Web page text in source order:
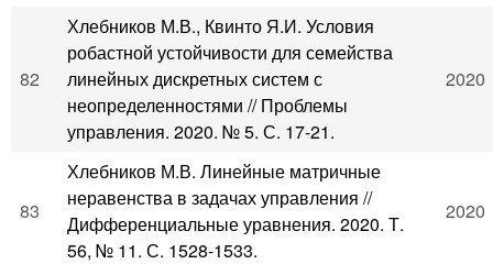
82
Хлебников М.В., Квинто Я.И. Условия
робастной устойчивости для семейства
линейных дискретных систем с
неопределенностями // Проблемы
управления. 2020. № 5. С. 17-21.
2020
83
Хлебников М.В. Линейные матричные
неравенства в задачах управления //
Дифференциальные уравнения. 2020. Т.
56, № 11. С. 1528-1533.
2020